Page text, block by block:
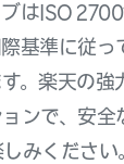
はISO
基準に従っ
。楽天の強
ンで、安全
みください